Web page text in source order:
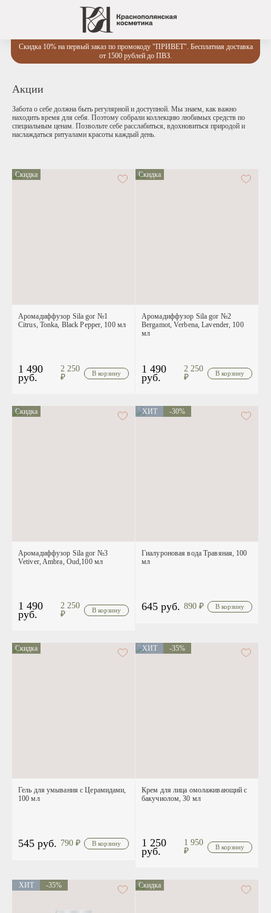
Скидка 10% на первый заказ по промокоду "ПРИВЕТ". Бесплатная доставка
от 1500 рублей до ПВЗ.
Акции
Забота о себе должна быть регулярной и доступной. Мы знаем, как важно
находить время для себя. Поэтому собрали коллекцию любимых средств по
специальным ценам. Позвольте себе расслабиться, вдохновиться природой и
наслаждаться ритуалами красоты каждый день.
Скидка
Аромадиффузор Sila gor №1
Citrus, Tonka, Black Pepper, 100 мл
1 490
руб.
2 250
₽
Скидка
Аромадиффузор Sila gor №2
Bergamot, Verbena, Lavender, 100
мл
1 490
руб.
2 250
₽
Скидка
Аромадиффузор Sila gor №3
Vetiver, Ambra, Oud,100 мл
1 490
руб.
2 250
₽
ХИТ -30%
Гиалуроновая вода Травяная, 100
мл
645 руб. 890 ₽
Скидка
Гель для умывания с Церамидами,
100 мл
545 руб. 790 ₽
ХИТ -35%
Крем для лица омолаживающий c
бакучиолом, 30 мл
1 250
руб.
1 950
₽
ХИТ -35% Скидка